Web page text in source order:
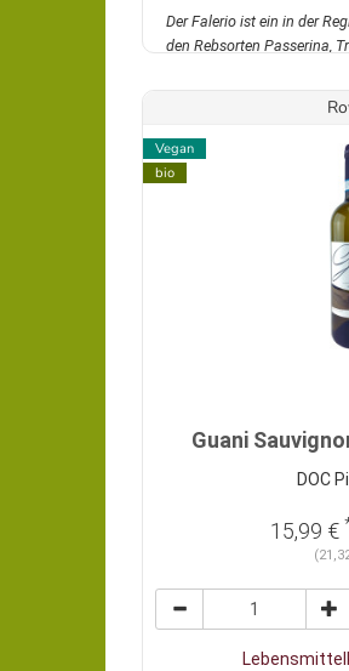
Der Falerio ist ein in der
den Rebsorten Passerina,
Vegan
bio
Guani
DOC
15,99 €